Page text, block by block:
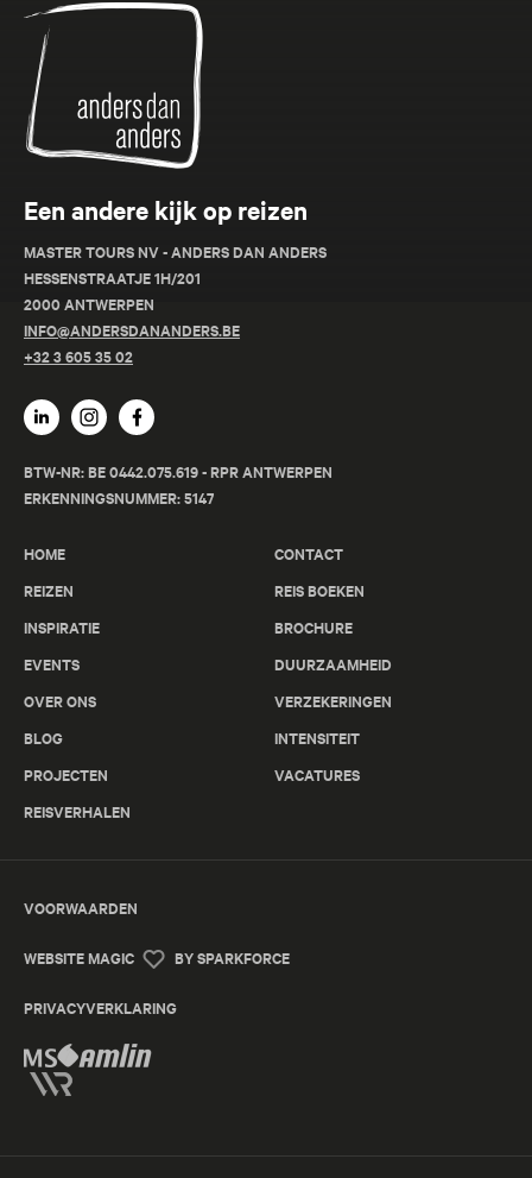
Anders
dan
Anders
Een andere kijk op reizen
MASTER TOURS NV - ANDERS DAN ANDERS
HESSENSTRAATJE 1H/201
2000 ANTWERPEN
INFO@ANDERSDANANDERS.BE
+32 3 605 35 02
BTW-NR: BE 0442.075.619 - RPR ANTWERPEN
ERKENNINGSNUMMER: 5147
HOME
REIZEN
INSPIRATIE
EVENTS
OVER ONS
BLOG
PROJECTEN
REISVERHALEN
CONTACT
REIS BOEKEN
BROCHURE
DUURZAAMHEID
VERZEKERINGEN
INTENSITEIT
VACATURES
VOORWAARDEN
WEBSITE MAGIC BY SPARKFORCE
PRIVACYVERKLARING